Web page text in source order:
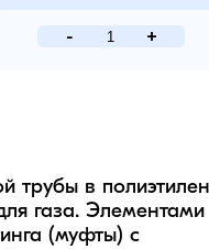
- +
трубы в
газа. Элементами
(муфты) с